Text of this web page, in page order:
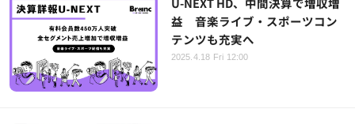
益 音楽ライブ・スポーツコン
テンツも充実へ
2025.4.18 Fri 12:00